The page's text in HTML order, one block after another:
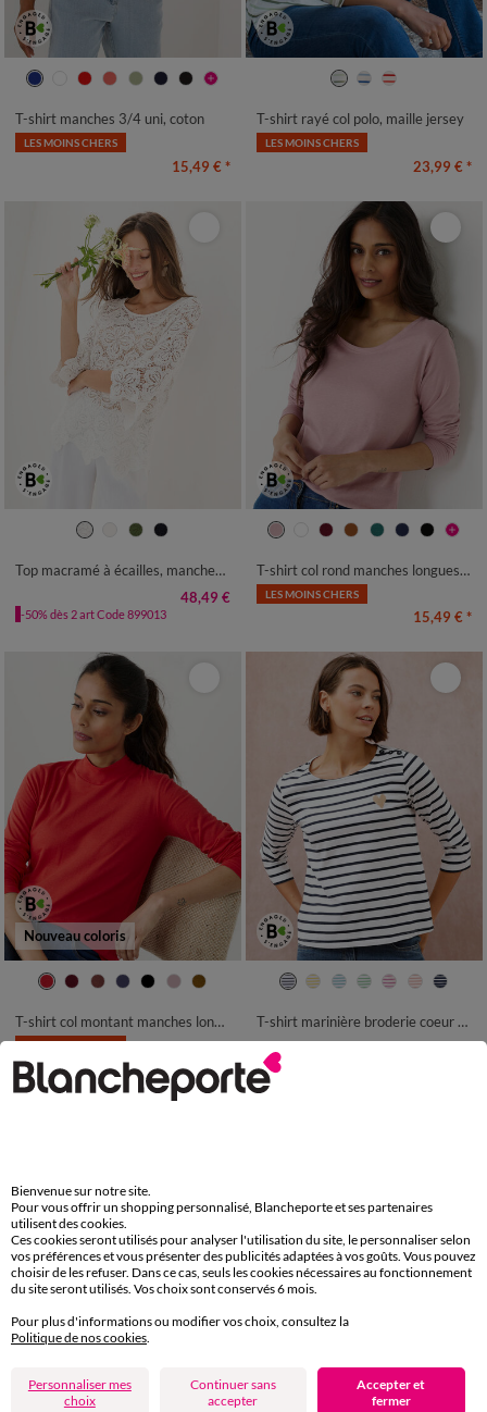
34/36 38/40 42/44
46/48
T-shirt manches 3/4 uni, coton
LES MOINS CHERS
15,49 € *
38/40 42/44
T-shirt rayé col polo, maille jersey
LES MOINS CHERS
23,99 € *
38/40 42/44
Top macramé à écailles, manches pagodes
48,49 €
-50% dès 2 art Code 899013
34/36 38/40 42/44
46/48
T-shirt col rond manches longues uni
LES MOINS CHERS
15,49 € *
Nouveau coloris
34/36 38/40 42/44 46/48
T-shirt col montant manches longues
LES MOINS CHERS
19,49 € *
34/36 38/40 42/44 46/48
T-shirt marinière broderie coeur doré en coton biologique(**)
-50% dès 2 art Code 899013
Nouveau coloris
Bienvenue sur notre site.
Pour vous offrir un shopping personnalisé, Blancheporte et ses partenaires
utilisent des cookies.
Ces cookies seront utilisés pour analyser l'utilisation du site, le personnaliser selon
vos préférences et vous présenter des publicités adaptées à vos goûts. Vous pouvez
choisir de les refuser. Dans ce cas, seuls les cookies nécessaires au fonctionnement
du site seront utilisés. Vos choix sont conservés 6 mois.
Pour plus d'informations ou modifier vos choix, consultez la
Politique de nos cookies.
Personnaliser mes
choix
Continuer sans
accepter
Accepter et
fermer